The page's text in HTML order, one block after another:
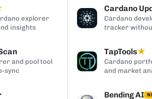
explorer
insights
and pool tool
sync
Cardano
Cardano
tracker
TapTools★
Cardano
and market
Bending AI